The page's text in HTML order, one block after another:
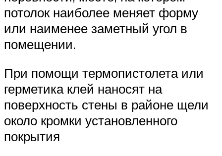
потолок наиболее меняет форму
или наименее заметный угол в
помещении.
При помощи термопистолета или
герметика клей наносят на
поверхность стены в районе щели
около кромки установленного
покрытия